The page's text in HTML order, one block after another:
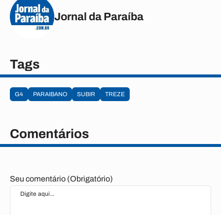
Jornal da Paraíba
Tags
G4 PARAIBANO SUBIR TREZE
Comentários
Seu comentário (Obrigatório)